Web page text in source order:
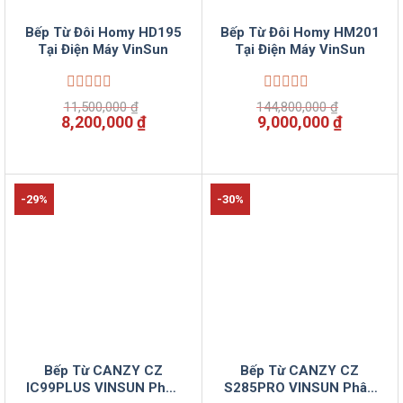
Bếp Từ Đôi Homy HD195
Tại Điện Máy VinSun
Được
xếp
hạng
sao
11,500,000₫
Giá
gốc
11,500,000 ₫.
8,200,000₫Giá
hiện
là:
8,200,000 ₫.
Bếp Từ Đôi Homy HM201
Tại Điện Máy VinSun
Được
xếp
hạng
sao
144,800,000₫
Giá
gốc
144,800,000 ₫.
9,000,000₫Giá
hiện
là:
-29%
Bếp Từ CANZY CZ
IC99PLUS VINSUN Phân
-30%
Bếp Từ CANZY CZ
S285PRO VINSUN Phân